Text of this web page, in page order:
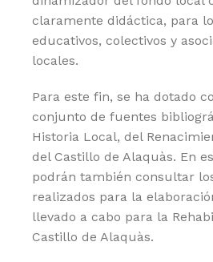
claramente didáctica, para
educativos, colectivos y
locales.
Para este fin, se ha dotado
conjunto de fuentes
Historia Local, del
del Castillo de Alaquàs. En
podrán también consultar
realizados para la
llevado a cabo para la
Castillo de Alaquàs.